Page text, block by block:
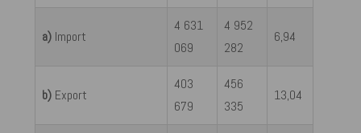
a) Import
4 631
069
4 952
282
6,94
b) Export
403
679
456
335
13,04